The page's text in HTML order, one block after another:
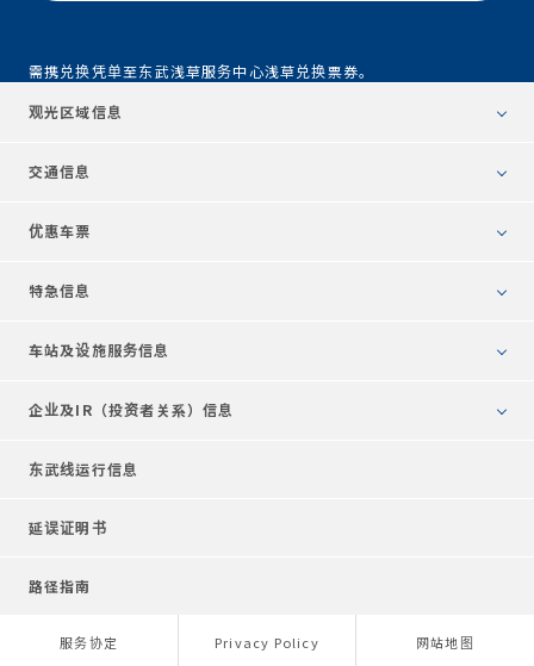
需携兑换凭单至东武浅草服务中心浅草兑换票券。
观光区域信息
交通信息
优惠车票
特急信息
车站及设施服务信息
企业及IR（投资者关系）信息
东武线运行信息
延误证明书
路径指南
服务协定 Privacy Policy 网站地图